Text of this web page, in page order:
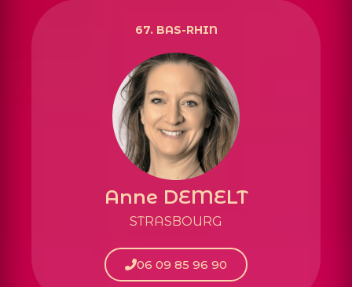
67. BAS-RHIN
Anne DEMELT
STRASBOURG
06 09 85 96 90